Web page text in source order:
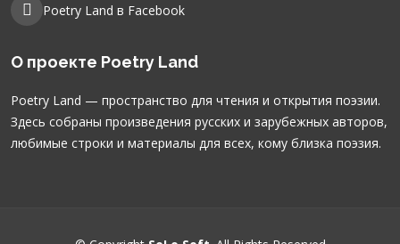
Poetry Land в Facebook
О проекте Poetry Land
Poetry Land — пространство для чтения и открытия поэзии.
Здесь собраны произведения русских и зарубежных авторов,
любимые строки и материалы для всех, кому близка поэзия.